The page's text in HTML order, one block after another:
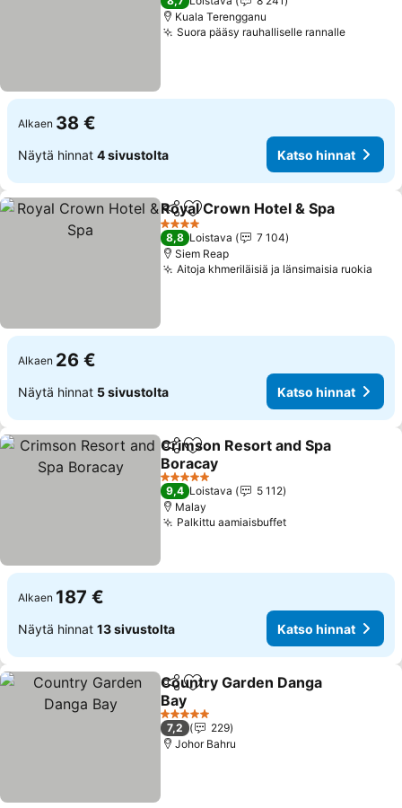
Kuala Terengganu
Suora pääsy rauhalliselle rannalleKatso
Alkaen 38 €
Näytä hinnat 4 sivustolta Katso hinnat
Jaa Lisää suosikkeihin
Royal Crown Hotel & Spa
4 Tähtiluokitus
8,8 Loistava
7 104
Siem Reap
Aitoja khmeriläisiä ja länsimaisia ruokia
Alkaen 26 €
Näytä hinnat 5 sivustolta Katso hinnat
Jaa Lisää suosikkeihin
Crimson Resort and Spa
Boracay
Katso hinnat
5 Tähtiluokitus
9,4 Loistava
5 112
Malay
Palkittu aamiaisbuffetKatso hinnat
Alkaen 187 €
Näytä hinnat 13 sivustolta Katso hinnat
Jaa Lisää suosikkeihin
Country Garden Danga
Bay
Katso hinnat
5 Tähtiluokitus
7,2
229
Johor Bahru